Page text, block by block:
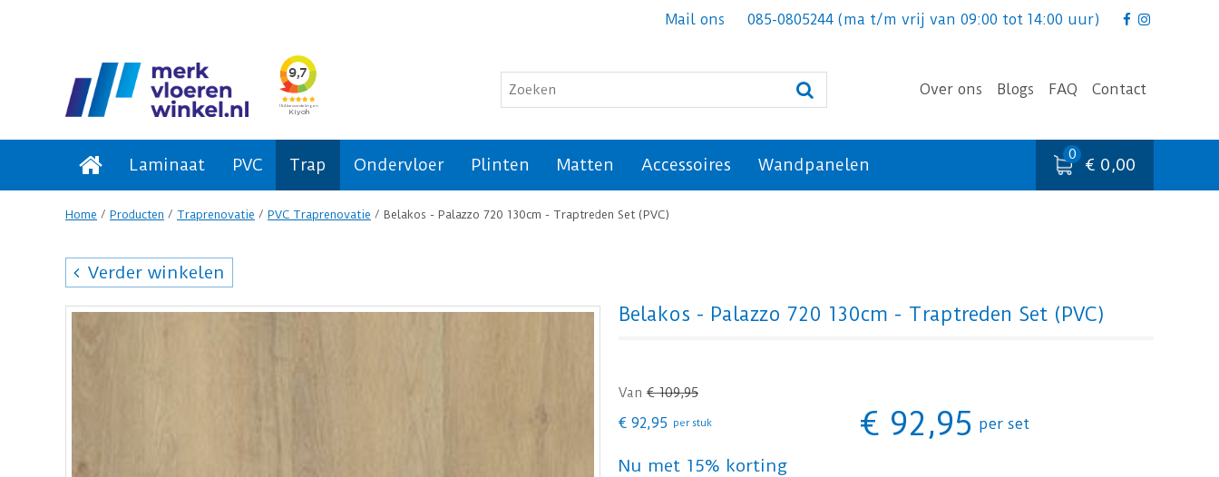
Home Producten Traprenovatie PVC Traprenovatie Belakos - Palazzo 720 130cm - Traptreden Set (PVC)
Mail ons 085-0805244 (ma t/m vrij van 09:00 tot 14:00 uur)
Over ons Blogs FAQ Contact
Laminaat PVC Trap Ondervloer Plinten Matten Accessoires Wandpanelen € 0,00
Verder winkelen
Belakos - Palazzo 720 130cm - Traptreden Set (PVC)
Van € 109,95
€ 92,95 per stuk € 92,95 per set
Nu met 15% korting